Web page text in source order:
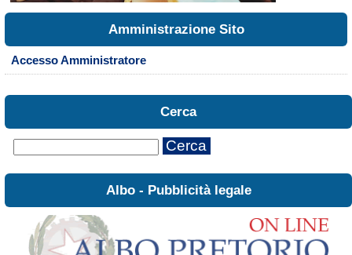
Amministrazione Sito
Accesso Amministratore
Cerca
Cerca
Albo - Pubblicità legale